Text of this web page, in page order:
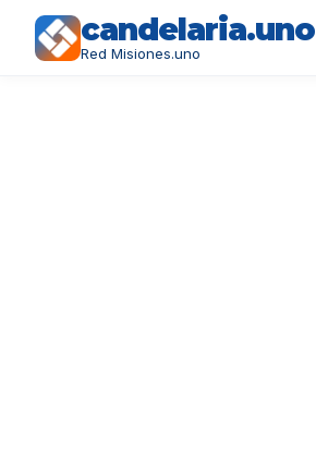
candelaria.uno
Red Misiones.uno